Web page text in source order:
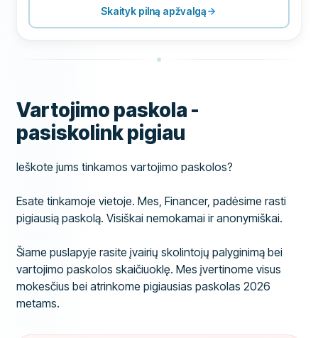
SĄLYGOS 80
Skaityk pilną apžvalgą
Vartojimo paskola -
pasiskolink pigiau
Ieškote jums tinkamos vartojimo paskolos?
Esate tinkamoje vietoje. Mes, Financer, padėsime rasti
pigiausią paskolą. Visiškai nemokamai ir anonymiškai.
Šiame puslapyje rasite įvairių skolintojų palyginimą bei
vartojimo paskolos skaičiuoklę. Mes įvertinome visus
mokesčius bei atrinkome pigiausias paskolas 2026
metams.